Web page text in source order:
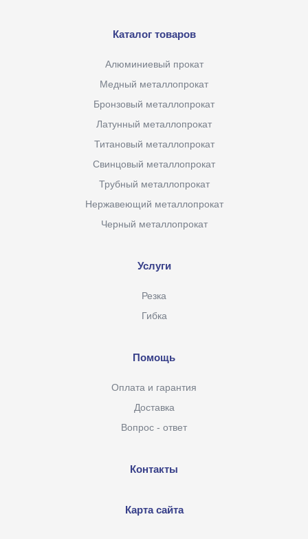
Каталог товаров
Алюминиевый прокат
Медный металлопрокат
Бронзовый металлопрокат
Латунный металлопрокат
Титановый металлопрокат
Свинцовый металлопрокат
Трубный металлопрокат
Нержавеющий металлопрокат
Черный металлопрокат
Услуги
Резка
Гибка
Помощь
Оплата и гарантия
Доставка
Вопрос - ответ
Контакты
Карта сайта